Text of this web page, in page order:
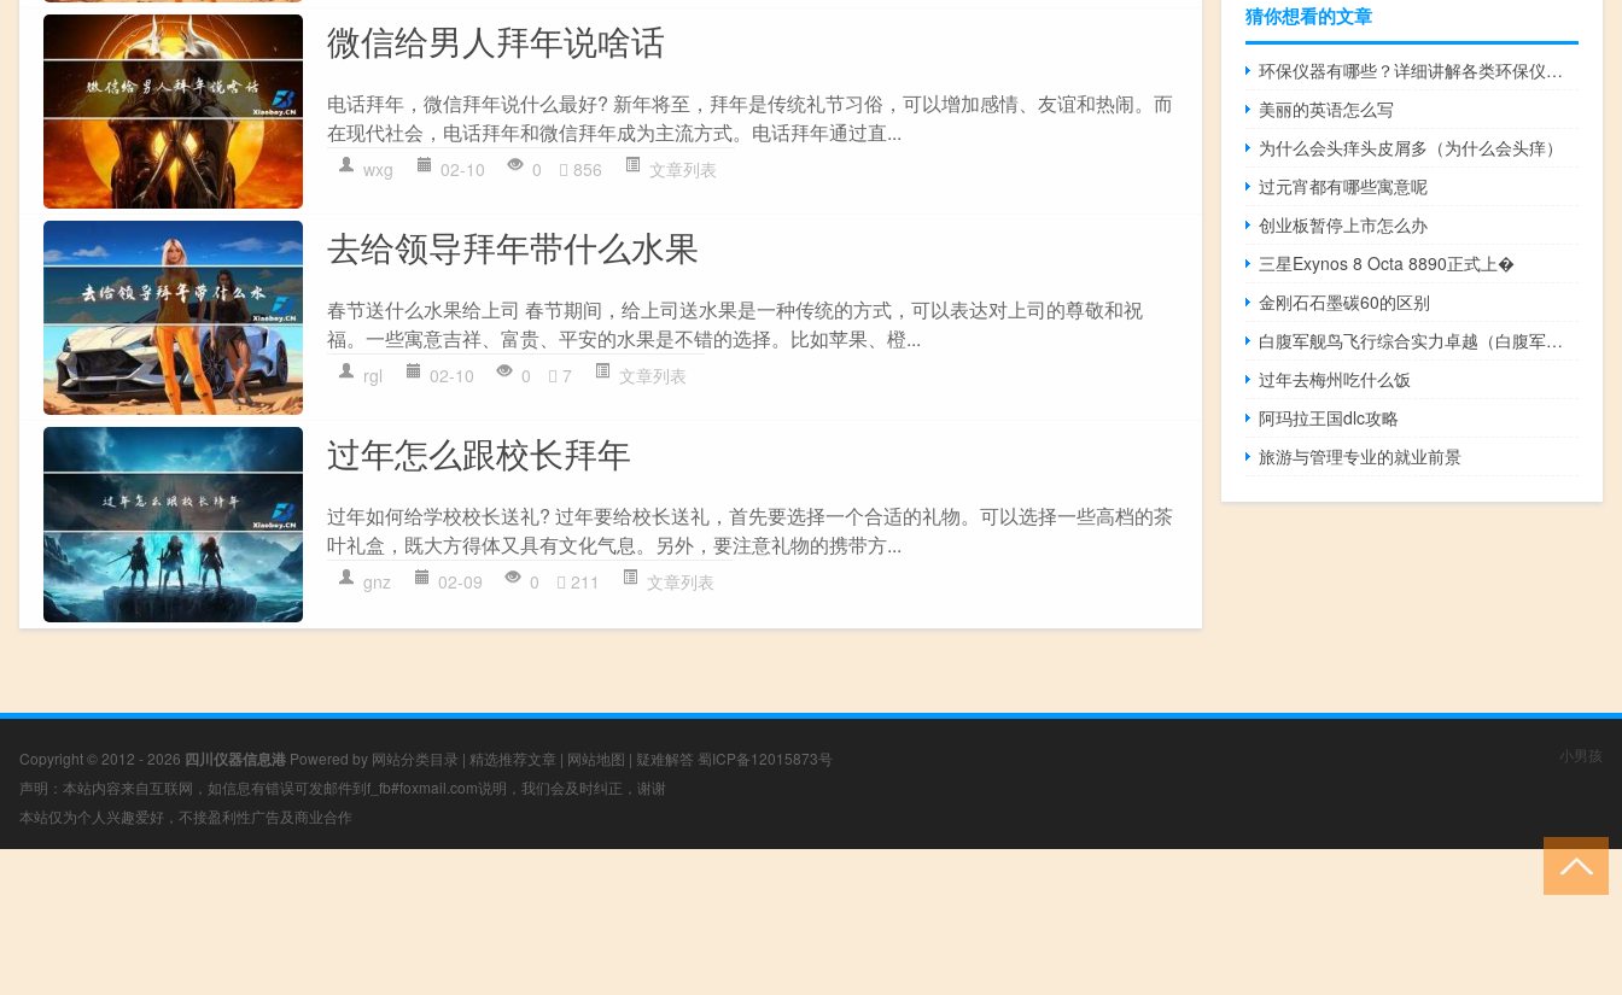
微信给男人拜年说啥话
电话拜年，微信拜年说什么最好? 新年将至，拜年是传统礼节习俗，可以增加感情、友谊和热闹。而
在现代社会，电话拜年和微信拜年成为主流方式。电话拜年通过直...
wxg 02-10 0 856 文章列表
去给领导拜年带什么水果
春节送什么水果给上司 春节期间，给上司送水果是一种传统的方式，可以表达对上司的尊敬和祝
福。一些寓意吉祥、富贵、平安的水果是不错的选择。比如苹果、橙...
rgl 02-10 0 7 文章列表
过年怎么跟校长拜年
过年如何给学校校长送礼? 过年要给校长送礼，首先要选择一个合适的礼物。可以选择一些高档的茶
叶礼盒，既大方得体又具有文化气息。另外，要注意礼物的携带方...
gnz 02-09 0 211 文章列表
猜你想看的文章
环保仪器有哪些？详细讲解各类环保仪器的使用方法
美丽的英语怎么写
为什么会头痒头皮屑多（为什么会头痒）
过元宵都有哪些寓意呢
创业板暂停上市怎么办
三星Exynos 8 Octa 8890正式上�
金刚石石墨碳60的区别
白腹军舰鸟飞行综合实力卓越（白腹军舰鸟简介）
过年去梅州吃什么饭
阿玛拉王国dlc攻略
旅游与管理专业的就业前景
Copyright © 2012 - 2026 四川仪器信息港 Powered by 网站分类目录 | 精选推荐文章 | 网站地图 | 疑难解答 蜀ICP备12015873号
声明：本站内容来自互联网，如信息有错误可发邮件到f_fb#foxmail.com说明，我们会及时纠正，谢谢
本站仅为个人兴趣爱好，不接盈利性广告及商业合作
小男孩